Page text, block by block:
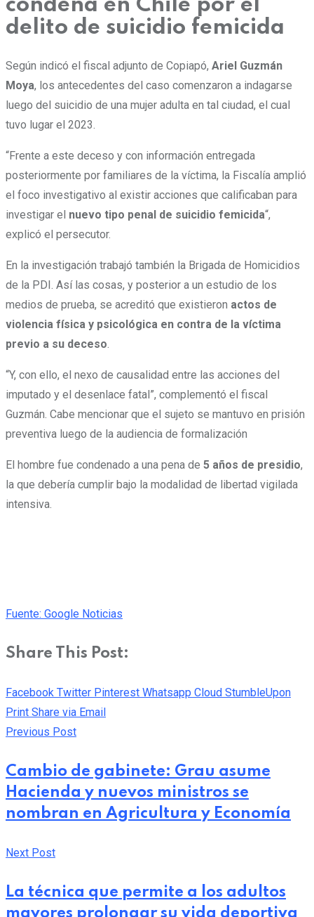
condena en Chile por el
delito de suicidio femicida
Según indicó el fiscal adjunto de Copiapó, Ariel Guzmán
Moya, los antecedentes del caso comenzaron a indagarse
luego del suicidio de una mujer adulta en tal ciudad, el cual
tuvo lugar el 2023.
“Frente a este deceso y con información entregada
posteriormente por familiares de la víctima, la Fiscalía amplió
el foco investigativo al existir acciones que calificaban para
investigar el nuevo tipo penal de suicidio femicida“,
explicó el persecutor.
En la investigación trabajó también la Brigada de Homicidios
de la PDI. Así las cosas, y posterior a un estudio de los
medios de prueba, se acreditó que existieron actos de
violencia física y psicológica en contra de la víctima
previo a su deceso.
“Y, con ello, el nexo de causalidad entre las acciones del
imputado y el desenlace fatal”, complementó el fiscal
Guzmán. Cabe mencionar que el sujeto se mantuvo en prisión
preventiva luego de la audiencia de formalización
El hombre fue condenado a una pena de 5 años de presidio,
la que debería cumplir bajo la modalidad de libertad vigilada
intensiva.
Fuente: Google Noticias
Share This Post:
Facebook Twitter Pinterest Whatsapp Cloud StumbleUpon
Print Share via Email
Previous Post
Cambio de gabinete: Grau asume
Hacienda y nuevos ministros se
nombran en Agricultura y Economía
Next Post
La técnica que permite a los adultos
mayores prolongar su vida deportiva